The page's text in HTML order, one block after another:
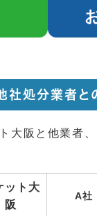
社処分業者と
大阪と他業者
ット大
阪
A社